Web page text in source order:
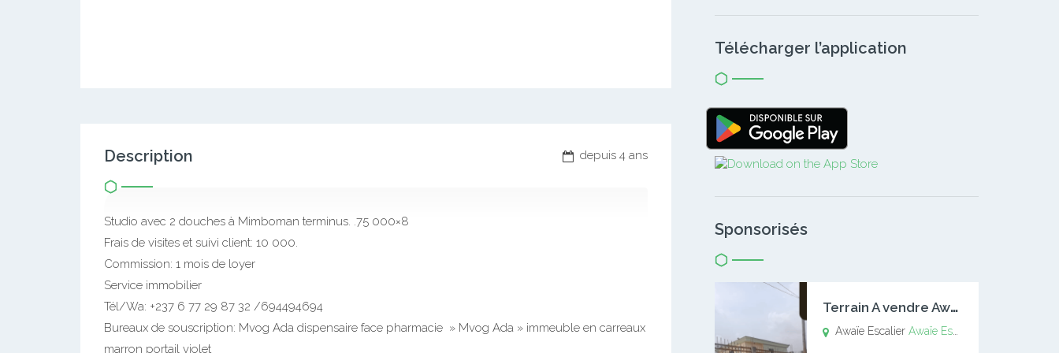
depuis 4 ans
Description
Studio avec 2 douches à Mimboman terminus. .75 000×8
Frais de visites et suivi client: 10 000.
Commission: 1 mois de loyer
Service immobilier
Tél/Wa: +237 6 77 29 87 32 /694494694
Bureaux de souscription: Mvog Ada dispensaire face pharmacie » Mvog Ada » immeuble en carreaux
marron portail violet
Télécharger l’application
Sponsorisés
T
errain A vendre Awaïe Escalier
Awaïe EscalierAwaïe Escalier